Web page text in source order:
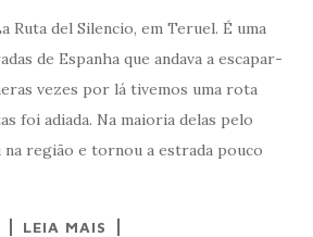
Ruta del Silencio, em Teruel. É uma
de Espanha que andava a escapar-
vezes por lá tivemos uma rota
foi adiada. Na maioria delas pelo
na região e tornou a estrada pouco
LEIA MAIS